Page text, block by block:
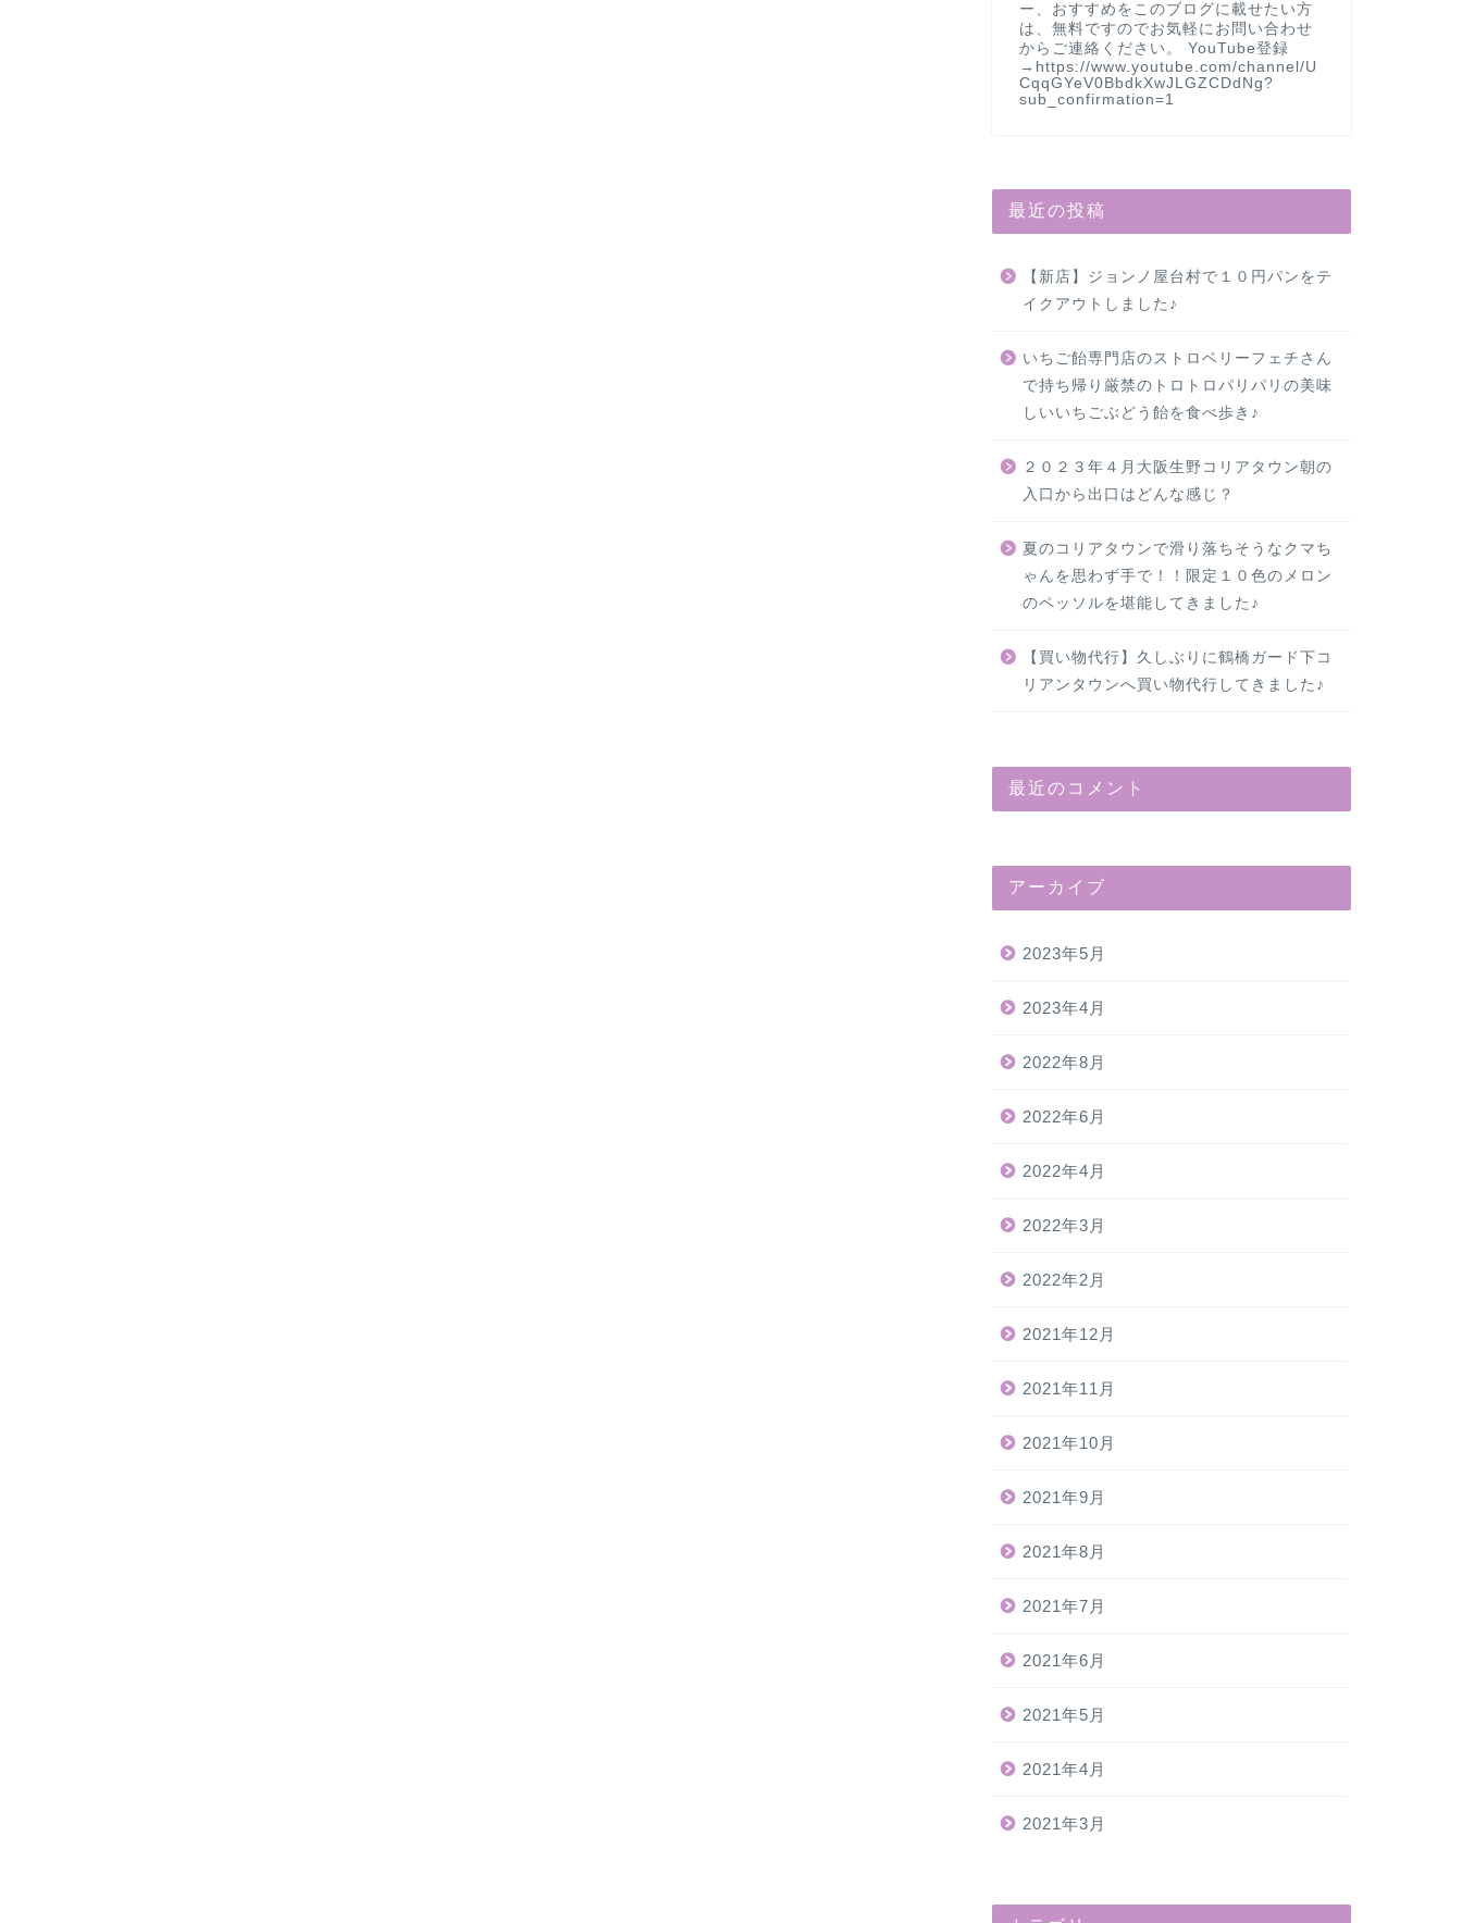
ー、おすすめをこのブログに載せたい方
は、無料ですのでお気軽にお問い合わせ
からご連絡ください。 YouTube登録
→https://www.youtube.com/channel/U
CqqGYeV0BbdkXwJLGZCDdNg?
sub_confirmation=1
最近の投稿
【新店】ジョンノ屋台村で１０円パンをテ
イクアウトしました♪
いちご飴専門店のストロベリーフェチさん
で持ち帰り厳禁のトロトロパリパリの美味
しいいちごぶどう飴を食べ歩き♪
２０２３年４月大阪生野コリアタウン朝の
入口から出口はどんな感じ？
夏のコリアタウンで滑り落ちそうなクマち
ゃんを思わず手で！！限定１０色のメロン
のペッソルを堪能してきました♪
【買い物代行】久しぶりに鶴橋ガード下コ
リアンタウンへ買い物代行してきました♪
最近のコメント
アーカイブ
2023年5月
2023年4月
2022年8月
2022年6月
2022年4月
2022年3月
2022年2月
2021年12月
2021年11月
2021年10月
2021年9月
2021年8月
2021年7月
2021年6月
2021年5月
2021年4月
2021年3月